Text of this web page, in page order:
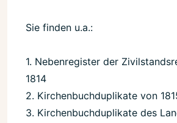
Sie finden u.a.:
1. Nebenregister der
1814
2. Kirchenbuchduplikate von
3. Kirchenbuchduplikate des